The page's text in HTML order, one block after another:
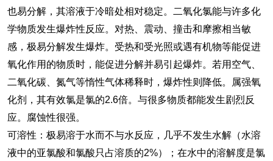
也易分解，其溶液于冷暗处相对稳定。二氧化氯能与许多化
学物质发生爆炸性反应。对热、震动、撞击和摩擦相当敏
感，极易分解发生爆炸。受热和受光照或遇有机物等能促进
氧化作用的物质时，能促进分解并易引起爆炸。若用空气、
二氧化碳、氮气等惰性气体稀释时，爆炸性则降低。属强氧
化剂，其有效氯是氯的2.6倍。与很多物质都能发生剧烈反
应。腐蚀性很强。
可溶性：极易溶于水而不与水反应，几乎不发生水解（水溶
液中的亚氯酸和氯酸只占溶质的2%）；在水中的溶解度是氯